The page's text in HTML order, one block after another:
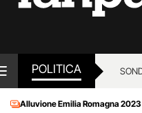
POLITICA
Alluvione Emilia Romagna 2023